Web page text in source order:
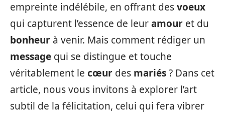
empreinte indélébile, en offrant desvoeux
qui capturent l’essence de leuramour et du
bonheur à venir. Mais comment rédiger un
message qui se distingue et touche
véritablement le cœur des mariés? Dans cet
article, nous vous invitons à explorer l’art
subtil de la félicitation, celui qui fera vibrer